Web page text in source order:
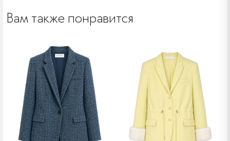
Вам также понравится